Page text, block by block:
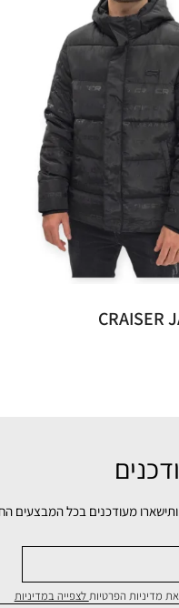
ותישארו מעודכנים בכל המבצעים
מדיניות הפרטיותלצפייה במדיניות